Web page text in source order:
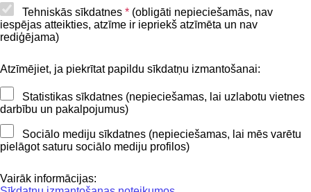
Tehniskās sīkdatnes * (obligāti nepieciešamās, nav
iespējas atteikties, atzīme ir iepriekš atzīmēta un nav
rediģējama)
Atzīmējiet, ja piekrītat papildu sīkdatņu izmantošanai:
Statistikas sīkdatnes (nepieciešamas, lai uzlabotu vietnes
darbību un pakalpojumus)
Sociālo mediju sīkdatnes (nepieciešamas, lai mēs varētu
pielāgot saturu sociālo mediju profilos)
Vairāk informācijas:
Piekļūstamības paziņojums
Kontakti
BIS atbalsta dienesta tālrunis:
Sekojiet mums